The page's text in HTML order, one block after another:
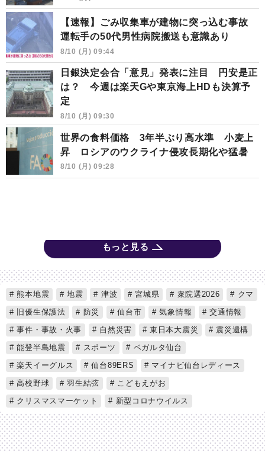
【速報】ごみ収集車が建物に突っ込む事故
運転手の50代男性病院搬送も意識あり
8/10 (月) 09:44
日銀決定会合「意見」発表に注目 円安是正
は？ 今週は楽天Gや東京海上HDも決算予
定
8/10 (月) 09:30
世界の食料価格 3年半ぶり高水準 小麦上
昇 ロシアのウクライナ侵攻長期化や猛暑
8/10 (月) 09:28
もっと見る
熊本地震 地震 津波 宮城県 衆院選2026
クマ
旧優生保護法
防災 仙台市 気象情報
交通情報
事件・事故・火事
自然災害 東日本大震災
震災遺構
能登半島地震
スポーツ
ベガルタ仙台
楽天イーグルス
仙台89ERS
マイナビ仙台レディース
高校野球
羽生結弦
こどもえがお
クリスマスマーケット
新型コロナウイルス